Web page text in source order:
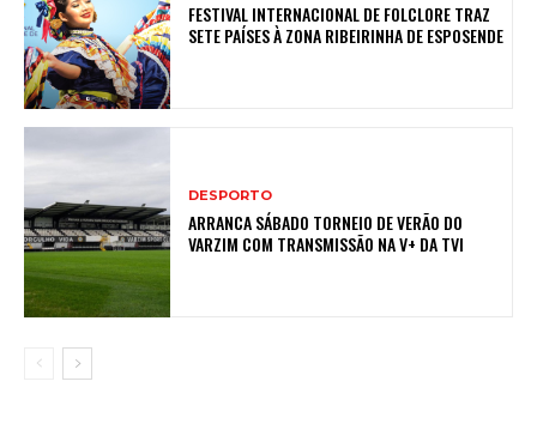
FESTIVAL INTERNACIONAL DE FOLCLORE TRAZ
SETE PAÍSES À ZONA RIBEIRINHA DE ESPOSENDE
DESPORTO
ARRANCA SÁBADO TORNEIO DE VERÃO DO
VARZIM COM TRANSMISSÃO NA V+ DA TVI